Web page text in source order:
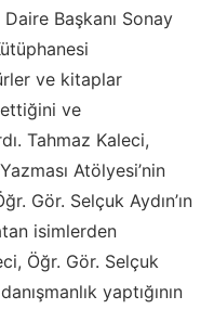
Başkanı Sonay
ve kitaplar
ve
Tahmaz Kaleci,
Atölyesi’nin
Gör. Selçuk Aydın’ın
isimlerden
Öğr. Gör. Selçuk
yaptığının